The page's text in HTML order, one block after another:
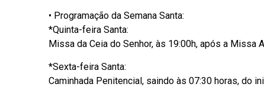
• Programação da Semana Santa:
*Quinta-feira Santa:
Missa da Ceia do Senhor, às 19:00h, após a Missa
*Sexta-feira Santa:
Caminhada Penitencial, saindo às 07:30 horas, do